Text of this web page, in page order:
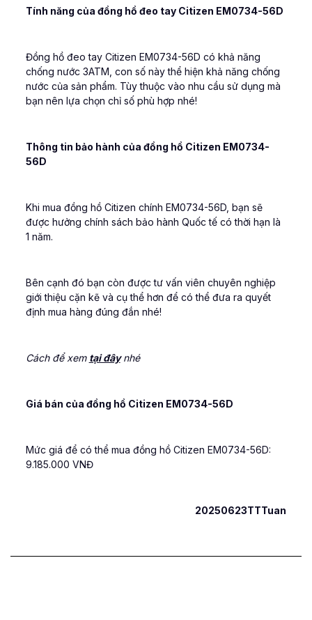
Tính năng của đồng hồ đeo tay Citizen EM0734-56D
Đồng hồ đeo tay Citizen EM0734-56D có khả năng
chống nước 3ATM, con số này thể hiện khả năng chống
nước của sản phẩm. Tùy thuộc vào nhu cầu sử dụng mà
bạn nên lựa chọn chỉ số phù hợp nhé!
Thông tin bảo hành của đồng hồ Citizen EM0734-
56D
Khi mua đồng hồ Citizen chính EM0734-56D, bạn sẽ
được hưởng chính sách bảo hành Quốc tế có thời hạn là
1 năm.
Bên cạnh đó bạn còn được tư vấn viên chuyên nghiệp
giới thiệu cặn kẽ và cụ thể hơn để có thể đưa ra quyết
định mua hàng đúng đắn nhé!
Cách để xem tại đây nhé
Giá bán của đồng hồ Citizen EM0734-56D
Mức giá để có thể mua đồng hồ Citizen EM0734-56D:
9.185.000 VNĐ
20250623TTTuan